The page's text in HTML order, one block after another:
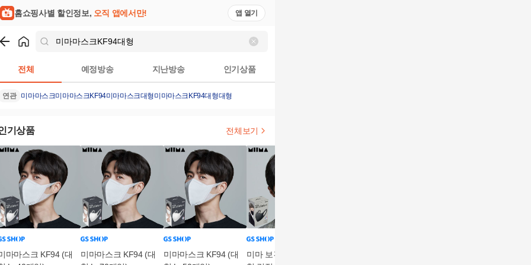
홈쇼핑사별 할인정보, 오직 앱에서만! 앱 열기
전체 예정방송 지난방송 인기상품
연관 미마마스크미마마스크KF94미마마스크대형미마마스크KF94대형대형
기상품 전체보기
마마스크 KF94 (대
미마마스크 KF94 (대
미마마스크 KF94 (대
미마 보건용마스크 대